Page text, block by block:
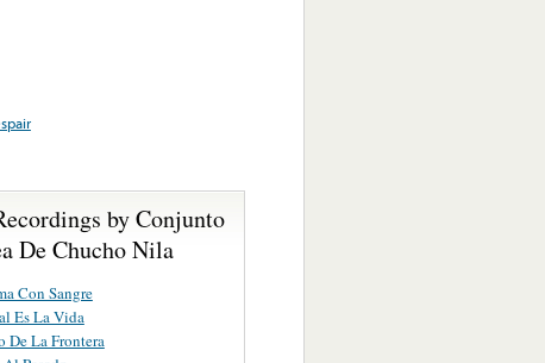
by Conjunto
De Chucho Nila
Con Sangre
Es La Vida
De La Frontera